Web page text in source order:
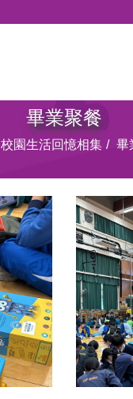
畢業聚餐
校園生活回憶相集 畢